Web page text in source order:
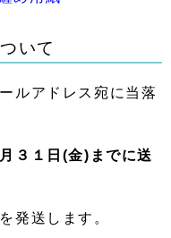
いて
ルアドレス宛に当落
３１日(金)までに送
発送します。